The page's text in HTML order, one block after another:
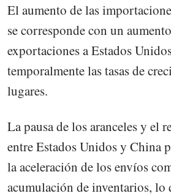
El aumento de las
se corresponde con un
exportaciones a Estados
temporalmente las tasas de
lugares.
La pausa de los aranceles y el
entre Estados Unidos y China
la aceleración de los envíos
acumulación de inventarios, lo